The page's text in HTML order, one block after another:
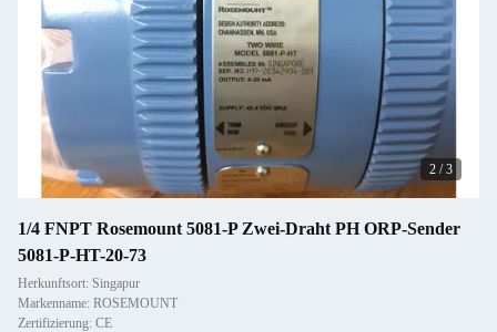
2 /3
1/4 FNPT Rosemount 5081-P Zwei-Draht PH ORP-Sender
5081-P-HT-20-73
Herkunftsort: Singapur
Markenname: ROSEMOUNT
Zertifizierung: CE